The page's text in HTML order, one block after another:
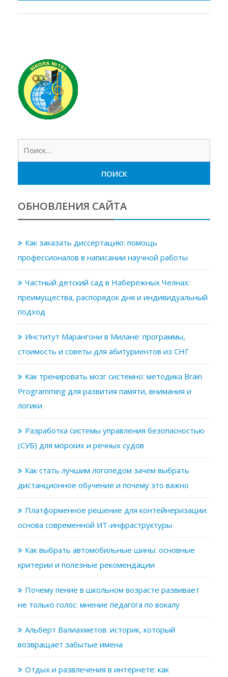
ОБНОВЛЕНИЯ САЙТА
Как заказать диссертацию: помощь
профессионалов в написании научной работы
Частный детский сад в Набережных Челнах:
преимущества, распорядок дня и индивидуальный
подход
Институт Марангони в Милане: программы,
стоимость и советы для абитуриентов из СНГ
Как тренировать мозг системно: методика Brain
Programming для развития памяти, внимания и
логики
Разработка системы управления безопасностью
(СУБ) для морских и речных судов
Как стать лучшим логопедом зачем выбрать
дистанционное обучение и почему это важно
Платформенное решение для контейнеризации:
основа современной ИТ-инфраструктуры
Как выбрать автомобильные шины: основные
критерии и полезные рекомендации
Почему пение в школьном возрасте развивает
не только голос: мнение педагога по вокалу
Альберт Валиахметов: историк, который
возвращает забытые имена
Отдых и развлечения в интернете: как